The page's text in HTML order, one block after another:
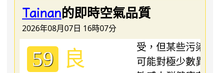
Tainan的即時空氣品質
2026年08月07日 16時07分
59 良